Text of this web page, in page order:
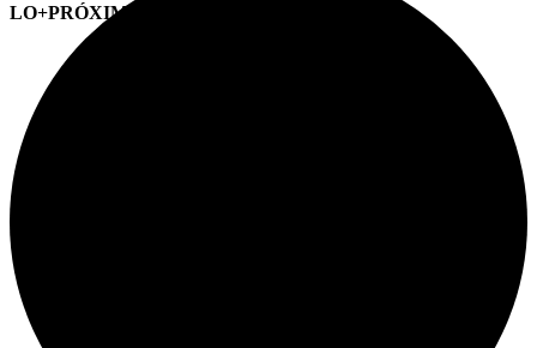
LO+PRÓXIMO (CITAS)